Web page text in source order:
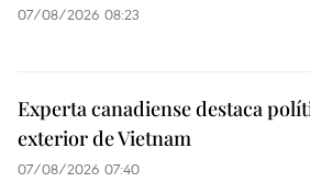
07/08/2026 08:23
Experta canadiense destaca
exterior de Vietnam
07/08/2026 07:40